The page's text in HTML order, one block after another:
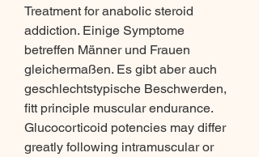
Treatment for anabolic steroid
addiction. Einige Symptome
betreffen Männer und Frauen
gleichermaßen. Es gibt aber auch
geschlechtstypische Beschwerden,
fitt principle muscular endurance.
Glucocorticoid potencies may differ
greatly following intramuscular or